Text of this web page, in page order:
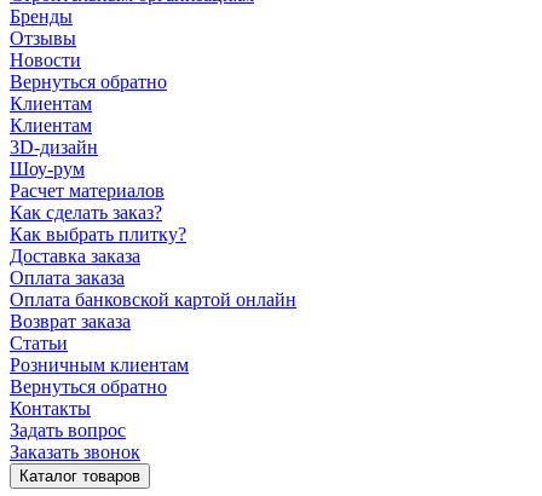
Бренды
Отзывы
Новости
Вернуться обратно
Клиентам
Клиентам
3D-дизайн
Шоу-рум
Расчет материалов
Как сделать заказ?
Как выбрать плитку?
Доставка заказа
Оплата заказа
Оплата банковской картой онлайн
Возврат заказа
Статьи
Розничным клиентам
Вернуться обратно
Контакты
Задать вопрос
Заказать звонок
Каталог товаров